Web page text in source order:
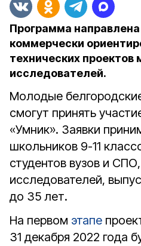
Программа
коммерчески
технических
исследователей.
Молодые
смогут принять
«Умник». Заявки
школьников 9-11
студентов вузов и
исследователей,
до 35 лет.
На первом этапе
31 декабря 2022 года